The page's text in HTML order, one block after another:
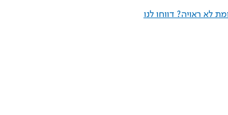
לא ראויה? דווחו לנו